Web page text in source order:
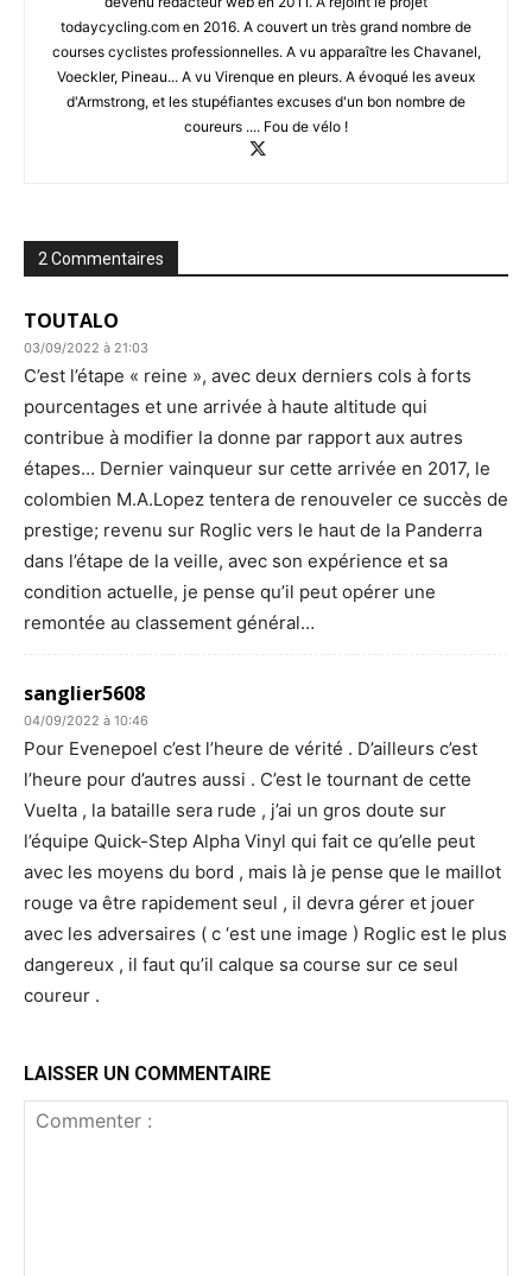
todaycycling.com en 2016. A couvert un très grand nombre de
courses cyclistes professionnelles. A vu apparaître les Chavanel,
Voeckler, Pineau... A vu Virenque en pleurs. A évoqué les aveux
d'Armstrong, et les stupéfiantes excuses d'un bon nombre de
coureurs .... Fou de vélo !
2 Commentaires
TOUTALO
03/09/2022 à 21:03
C’est l’étape « reine », avec deux derniers cols à forts
pourcentages et une arrivée à haute altitude qui
contribue à modifier la donne par rapport aux autres
étapes… Dernier vainqueur sur cette arrivée en 2017, le
colombien M.A.Lopez tentera de renouveler ce succès de
prestige; revenu sur Roglic vers le haut de la Panderra
dans l’étape de la veille, avec son expérience et sa
condition actuelle, je pense qu’il peut opérer une
remontée au classement général…
sanglier5608
04/09/2022 à 10:46
Pour Evenepoel c’est l’heure de vérité . D’ailleurs c’est
l’heure pour d’autres aussi . C’est le tournant de cette
Vuelta , la bataille sera rude , j’ai un gros doute sur
l’équipe Quick-Step Alpha Vinyl qui fait ce qu’elle peut
avec les moyens du bord , mais là je pense que le maillot
rouge va être rapidement seul , il devra gérer et jouer
avec les adversaires ( c ‘est une image ) Roglic est le plus
dangereux , il faut qu’il calque sa course sur ce seul
coureur .
LAISSER UN COMMENTAIRE